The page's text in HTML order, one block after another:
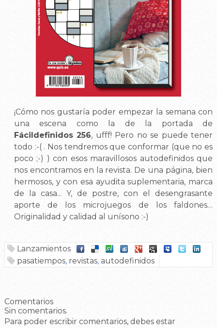
¡Cómo nos gustaría poder empezar la semana con
una escena como la de la portada de
Fácildefinidos 256, ufff! Pero no se puede tener
todo :-( . Nos tendremos que conformar (que no es
poco ;-) ) con esos maravillosos autodefinidos que
nos encontramos en la revista. De una página, bien
hermosos, y con esa ayudita suplementaria, marca
de la casa... Y, de postre, con el desengrasante
aporte de los microjuegos de los faldones…
Originalidad y calidad al unísono :-)
Lanzamientos
pasatiempos, revistas, autodefinidos
Comentarios
Sin comentarios.
Para poder escribir comentarios, debes estar